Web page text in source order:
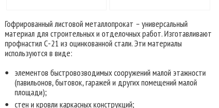
Гофрированный листовой металлопрокат – универсальный
материал для строительных и отделочных работ. Изготавливают
профнастил С-21 из оцинкованной стали. Эти материалы
используются в виде:
элементов быстровозводимых сооружений малой этажности
(павильонов, бытовок, гаражей и других помещений малой
площади);
стен и кровли каркасных конструкций;